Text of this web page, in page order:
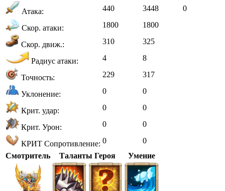
Атака: 440 3448 0
Скор. атаки: 1800 1800
Скор. движ.: 310 325
Радиус атаки: 4 8
Точность: 229 317
Уклонение: 0 0
Крит. удар: 0 0
Крит. Урон: 0 0
КРИТ Сопротивление: 0
0
Смотритель
Таланты Героя Умение